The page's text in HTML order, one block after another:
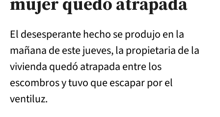
El desesperante hecho se produjo en la
mañana de este jueves, la propietaria de la
vivienda quedó atrapada entre los
escombros y tuvo que escapar por el
ventiluz.